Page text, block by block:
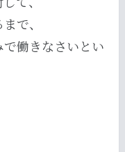
で、
働きなさいとい